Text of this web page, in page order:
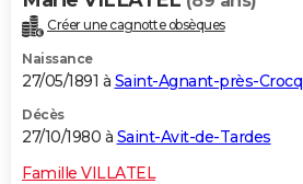
Créer une cagnotte obsèques
Naissance
27/05/1891 à Saint-Agnant-près-Crocq
Décès
27/10/1980 à Saint-Avit-de-Tardes
Famille VILLATEL